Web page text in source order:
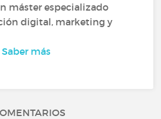
máster especializado
digital, marketing y
Saber más